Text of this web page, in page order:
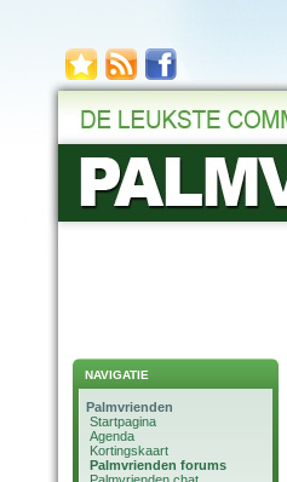
NAVIGATIE
Palmvrienden
Startpagina
Agenda
Kortingskaart
Palmvrienden forums